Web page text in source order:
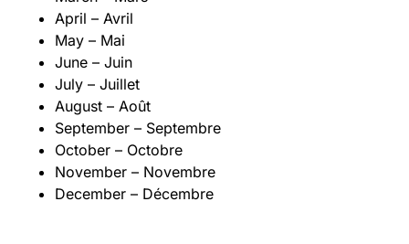
April – Avril
May – Mai
June – Juin
July – Juillet
August – Août
September – Septembre
October – Octobre
November – Novembre
December – Décembre